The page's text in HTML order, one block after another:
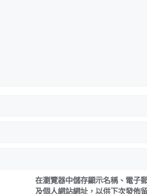
在瀏覽器中儲存顯示名稱、電子
及個人網站網址，以供下次發佈